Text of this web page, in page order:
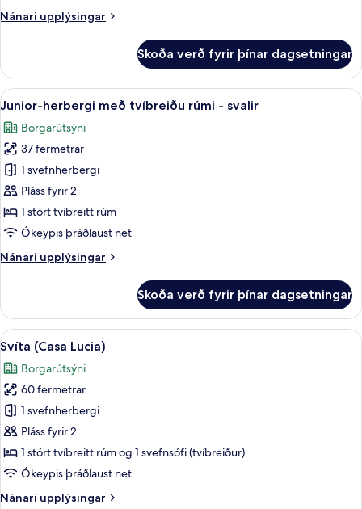
Nánari upplýsingar
Nánari
svíta
borgarsýn
Skoða verð fyrir þínar dagsetningar
Skoða
allar
myndir
fyrir
Junior-
herbergi
með
tvíbreiðu
-
Junior-herbergi með tvíbreiðu rúmi
11
Junior-herbergi með tvíbreiðu rúmi - svalir
Borgarútsýni
37 fermetrar
1 svefnherbergi
Pláss fyrir 2
1 stórt tvíbreitt rúm
Ókeypis þráðlaust net
Nánari upplýsingar
Nánari
herbergi
með
tvíbreiðu
-
svalir
Skoða verð fyrir þínar dagsetningar
Skoða
allar
myndir
fyrir
Svíta
(Casa
Lucia)
12
Svíta (Casa Lucia)
Borgarútsýni
60 fermetrar
1 svefnherbergi
Pláss fyrir 2
1 stórt tvíbreitt rúm og 1 svefnsófi (tvíbreiður)
Ókeypis þráðlaust net
Nánari upplýsingar
Nánari